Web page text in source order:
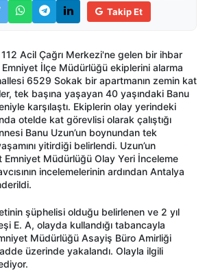
Takip Et
Acil Çağrı Merkezi'ne gelen bir ihbar
İlçe Müdürlüğü ekiplerini alarma
6529 Sokak bir apartmanın zemin kat
tek başına yaşayan 40 yaşındaki Banu
karşılaştı. Ekiplerin olay yerindeki
otelde kat görevlisi olarak çalıştığı
Banu Uzun’un boynundan tek
yitirdiği belirlendi. Uzun’un
Müdürlüğü Olay Yeri İnceleme
incelemelerinin ardından Antalya
şüphelisi olduğu belirlenen ve 2 yıl
E. A, olayda kullandığı tabancayla
Müdürlüğü Asayiş Büro Amirliği
üzerinde yakalandı. Olayla ilgili